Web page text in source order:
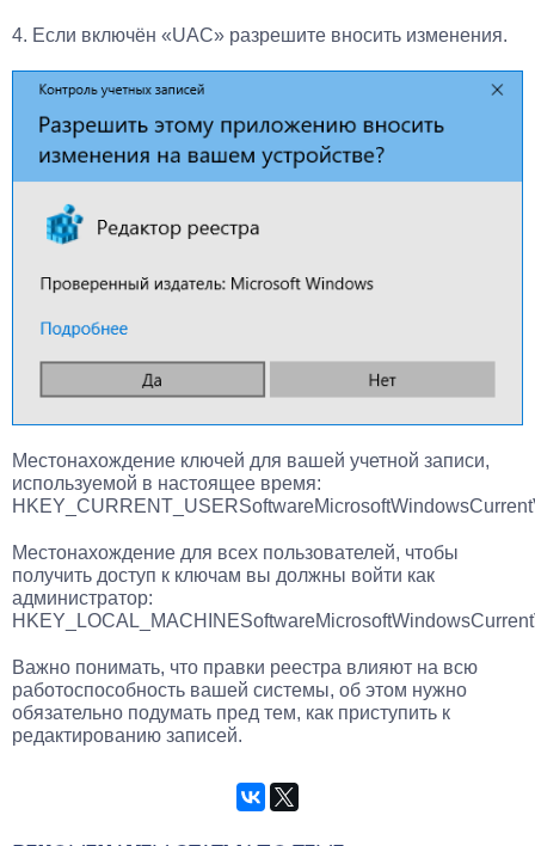
4. Если включён «UAC» разрешите вносить изменения.
Местонахождение ключей для вашей учетной записи,
используемой в настоящее время:
Местонахождение для всех пользователей, чтобы
получить доступ к ключам вы должны войти как
администратор:
Важно понимать, что правки реестра влияют на всю
работоспособность вашей системы, об этом нужно
обязательно подумать пред тем, как приступить к
редактированию записей.